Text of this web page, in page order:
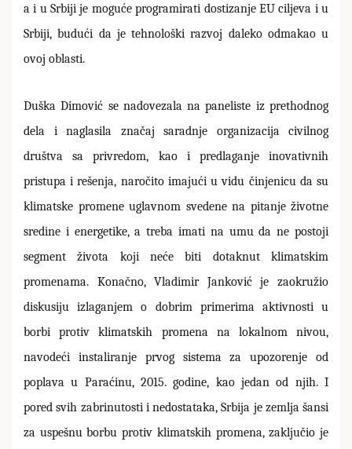
a i u Srbiji je moguće programirati dostizanje EU ciljeva i u
Srbiji, budući da je tehnološki razvoj daleko odmakao u
ovoj oblasti.
Duška Dimović se nadovezala na paneliste iz prethodnog
dela i naglasila značaj saradnje organizacija civilnog
društva sa privredom, kao i predlaganje inovativnih
pristupa i rešenja, naročito imajući u vidu činjenicu da su
klimatske promene uglavnom svedene na pitanje životne
sredine i energetike, a treba imati na umu da ne postoji
segment života koji neće biti dotaknut klimatskim
promenama. Konačno, Vladimir Janković je zaokružio
diskusiju izlaganjem o dobrim primerima aktivnosti u
borbi protiv klimatskih promena na lokalnom nivou,
navodeći instaliranje prvog sistema za upozorenje od
poplava u Paraćinu, 2015. godine, kao jedan od njih. I
pored svih zabrinutosti i nedostataka, Srbija je zemlja šansi
za uspešnu borbu protiv klimatskih promena, zaključio je